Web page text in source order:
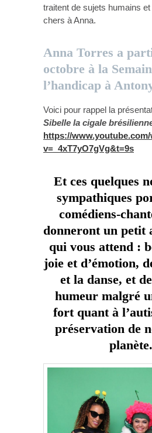
traitent de sujets humains
chers à Anna.
Anna Torres a
octobre à la
l’handicap à
Voici pour rappel la
Sibelle la cigale
https://
v=_4xT7yO7gVg&t=9s
Et ces quelques
sympathiques
comédiens-
donneront un petit
qui vous attend :
joie et d’émotion,
et la danse, et
humeur malgré
fort quant à
préservation de
planète.